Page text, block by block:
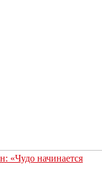
«Чудо начинается